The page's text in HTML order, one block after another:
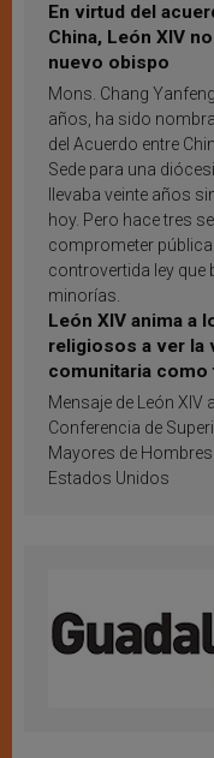
En virtud del
China, León XIV
nuevo obispo
Mons. Chang
años, ha sido
del Acuerdo entre
Sede para una
llevaba veinte años
hoy. Pero hace tres
comprometer
controvertida ley que
minorías.
León XIV anima a
religiosos a ver la
comunitaria como
inspiración y
Mensaje de León XIV
Conferencia de
Mayores de
Estados Unidos